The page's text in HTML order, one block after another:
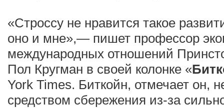
«Строссу не нравится такое
оно и мне»,— пишет профессор
международных отношений
Пол Кругман в своей колонке «
York Times. Биткойн, отмечает он,
средством сбережения из-за